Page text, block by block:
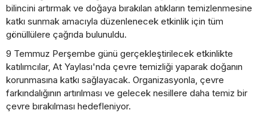
bilincini artırmak ve doğaya bırakılan atıkların temizlenmesine
katkı sunmak amacıyla düzenlenecek etkinlik için tüm
gönüllülere çağrıda bulunuldu.
9 Temmuz Perşembe günü gerçekleştirilecek etkinlikte
katılımcılar, At Yaylası'nda çevre temizliği yaparak doğanın
korunmasına katkı sağlayacak. Organizasyonla, çevre
farkındalığının artırılması ve gelecek nesillere daha temiz bir
çevre bırakılması hedefleniyor.